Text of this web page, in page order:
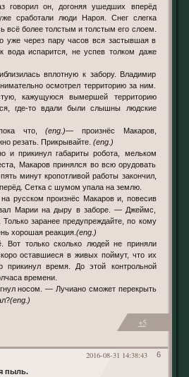
он, догоняя ушедших вперёд
сработали люди Нароя. Снег слегка
всё более толстым и толстым его слоем.
уже через пару часов вся застывшая в
вода испарится, не успев толком даже
вплотную к забору. Владимир
осмотрел территорию за ним.
кажущуюся вымершей территорию
где-то вдали были слышны людские
что,(eng.)— произнёс Макаров,
резать. Прикрывайте.(eng.)
и прикинул габариты робота, мельком
Макаров принялся во всю орудовать
минут кропотливой работы закончил,
Сетка с шумом упала на землю.
русском произнёс Макаров и, повесив
Марии на дыру в заборе. — Джеймс,
заранее предупреждайте, по кому
хорошая реакция.(eng.)
Вот только сколько людей не приняли
оставшиеся в живых поймут, что их
прикинул время. До этой контрольной
времени.
носом. — Лучиано сможет перекрыть
(eng.)
+5
6
2016-08-31 14:38:43
пыль.